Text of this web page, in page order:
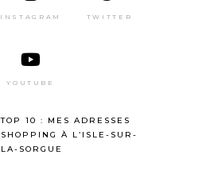
INSTAGRAM TWITTER
YOUTUBE
TOP 10 : MES ADRESSES
SHOPPING À L’ISLE-SUR-
LA-SORGUE